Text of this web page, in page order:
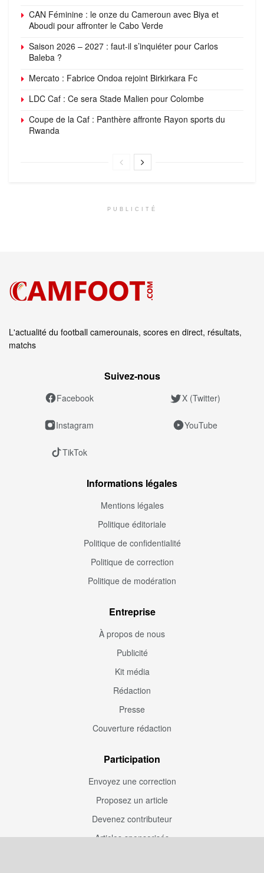
CAN Féminine : le onze du Cameroun avec Biya et
Aboudi pour affronter le Cabo Verde
Saison 2026 – 2027 : faut-il s’inquiéter pour Carlos
Baleba ?
Mercato : Fabrice Ondoa rejoint Birkirkara Fc
LDC Caf : Ce sera Stade Malien pour Colombe
Coupe de la Caf : Panthère affronte Rayon sports du
Rwanda
PUBLICITÉ
L'actualité du football camerounais, scores en direct, résultats,
matchs
Suivez‑nous
Facebook X (Twitter)
Instagram YouTube
TikTok
Informations légales
Mentions légales
Politique éditoriale
Politique de confidentialité
Politique de correction
Politique de modération
Entreprise
À propos de nous
Publicité
Kit média
Rédaction
Presse
Couverture rédaction
Participation
Envoyez une correction
Proposez un article
Devenez contributeur
Articles sponsorisés